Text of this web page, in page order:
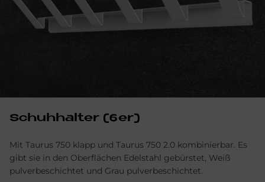
Schuh­hal­ter (6er)
Mit Taurus 750 klapp und Taurus 750 2.0 kombinierbar. Es
gibt sie in den Oberflächen Edelstahl gebürstet, Weiß
pulverbeschichtet und Grau pulverbeschichtet.